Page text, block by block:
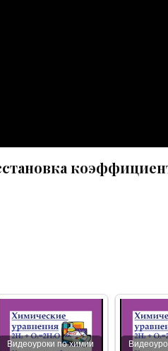
Видеоуроки по химии